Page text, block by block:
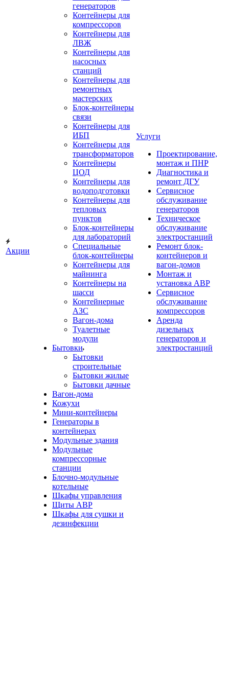
Акции
генераторов
Контейнеры для
компрессоров
Контейнеры для
ЛВЖ
Контейнеры для
насосных
станций
Контейнеры для
ремонтных
мастерских
Блок-контейнеры
связи
Контейнеры для
ИБП
Контейнеры для
трансформаторов
Контейнеры
ЦОД
Контейнеры для
водоподготовки
Контейнеры для
тепловых
пунктов
Блок-контейнеры
для лабораторий
Специальные
блок-контейнеры
Контейнеры для
майнинга
Контейнеры на
шасси
Контейнерные
АЗС
Вагон-дома
Туалетные
модули
Бытовки
Бытовки
строительные
Бытовки жилые
Бытовки дачные
Вагон-дома
Кожухи
Мини-контейнеры
Генераторы в
контейнерах
Модульные здания
Модульные
компрессорные
станции
Блочно-модульные
котельные
Шкафы управления
Щиты АВР
Шкафы для сушки и
дезинфекции
Услуги
Проектирование,
монтаж и ПНР
Диагностика и
ремонт ДГУ
Сервисное
обслуживание
генераторов
Техническое
обслуживание
электростанций
Ремонт блок-
контейнеров и
вагон-домов
Монтаж и
установка АВР
Сервисное
обслуживание
компрессоров
Аренда
дизельных
генераторов и
электростанций